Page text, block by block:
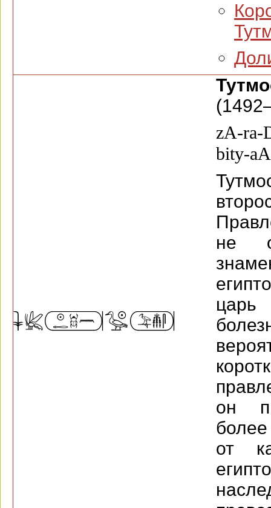
zA-ra-
bity-
не
он
более
от